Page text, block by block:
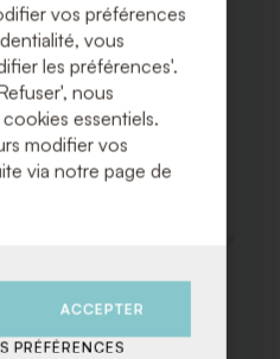
vos préférences
vous
les préférences'.
nous
essentiels.
modifier vos
via notre page de
ACCEPTER
PRÉFÉRENCES